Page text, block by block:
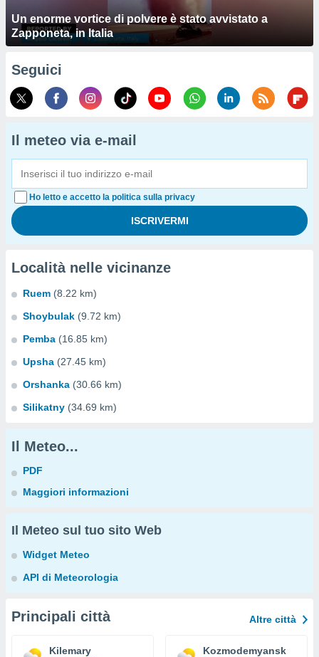
Un enorme vortice di polvere è stato avvistato a
Zapponeta, in Italia
Seguici
Il meteo via e-mail
Ho letto e accetto la politica sulla privacy
Località nelle vicinanze
Ruem (8.22 km)
Shoybulak (9.72 km)
Pemba (16.85 km)
Upsha (27.45 km)
Orshanka (30.66 km)
Silikatny (34.69 km)
Il Meteo...
PDF
Maggiori informazioni
Il Meteo sul tuo sito Web
Widget Meteo
API di Meteorologia
Principali città Altre città
Kilemary Kozmodemyansk